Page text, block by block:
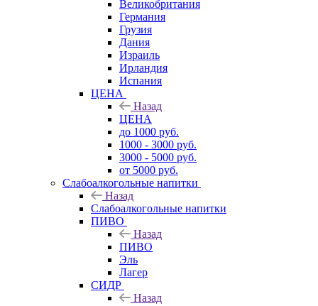
Великобритания
Германия
Грузия
Дания
Израиль
Ирландия
Испания
ЦЕНА
Назад
ЦЕНА
до 1000 руб.
1000 - 3000 руб.
3000 - 5000 руб.
от 5000 руб.
Слабоалкогольные напитки
Назад
Слабоалкогольные напитки
ПИВО
Назад
ПИВО
Эль
Лагер
СИДР
Назад